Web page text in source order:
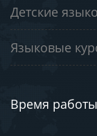
Детские
Языковые
Время работы